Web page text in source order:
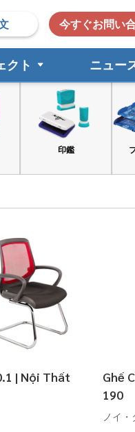
今すぐお問い
クト ニュー
印鑑
| Nội Thất
Ghế
190
ノイ